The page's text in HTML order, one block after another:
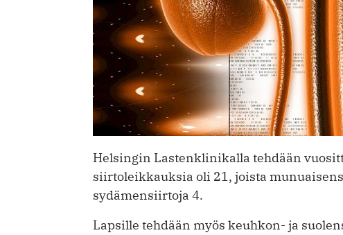
Helsingin Lastenklinikalla tehdään
siirtoleikkauksia oli 21, joista
sydämensiirtoja 4.
Lapsille tehdään myös keuhkon- ja